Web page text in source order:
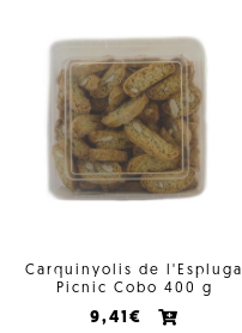
Carquinyolis de l'Espluga
Picnic Cobo 400 g
9,41€